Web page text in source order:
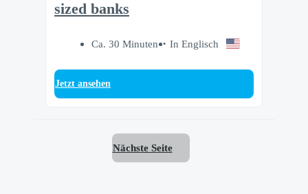
sized banks
Ca. 30 Minuten In Englisch
Jetzt ansehen
Nächste Seite